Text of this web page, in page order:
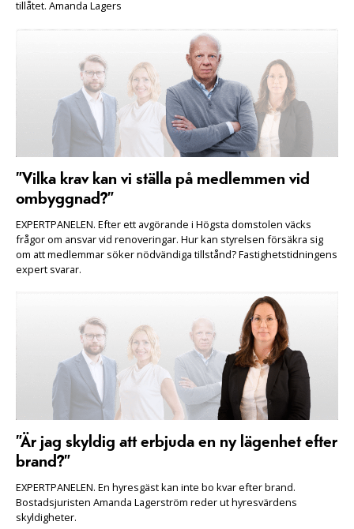
tillåtet. Amanda Lagers
”Vilka krav kan vi ställa på medlemmen vid
ombyggnad?”
EXPERTPANELEN. Efter ett avgörande i Högsta domstolen väcks
frågor om ansvar vid renoveringar. Hur kan styrelsen försäkra sig
om att medlemmar söker nödvändiga tillstånd? Fastighetstidningens
expert svarar.
”Är jag skyldig att erbjuda en ny lägenhet efter
brand?”
EXPERTPANELEN. En hyresgäst kan inte bo kvar efter brand.
Bostadsjuristen Amanda Lagerström reder ut hyresvärdens
skyldigheter.